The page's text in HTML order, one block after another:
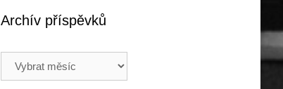
Archív příspěvků
příspěvků